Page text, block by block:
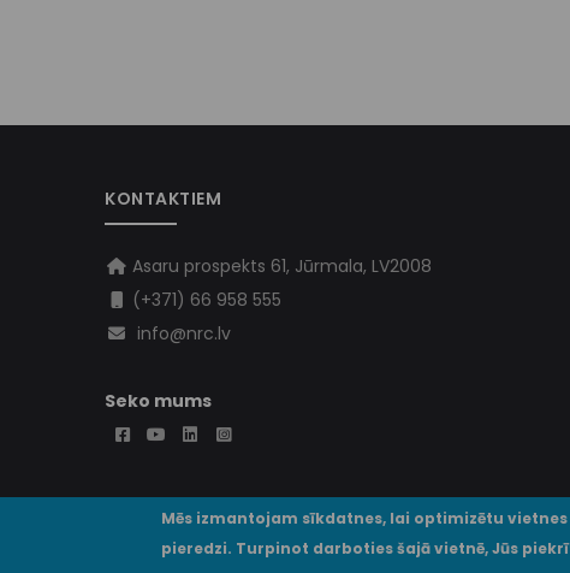
KONTAKTIEM
Asaru prospekts 61, Jūrmala, LV2008
(+371) 66 958 555
info@nrc.lv
Seko mums
Mēs izmantojam sīkdatnes, lai optimizētu
pieredzi. Turpinot darboties šajā vietnē, Jūs